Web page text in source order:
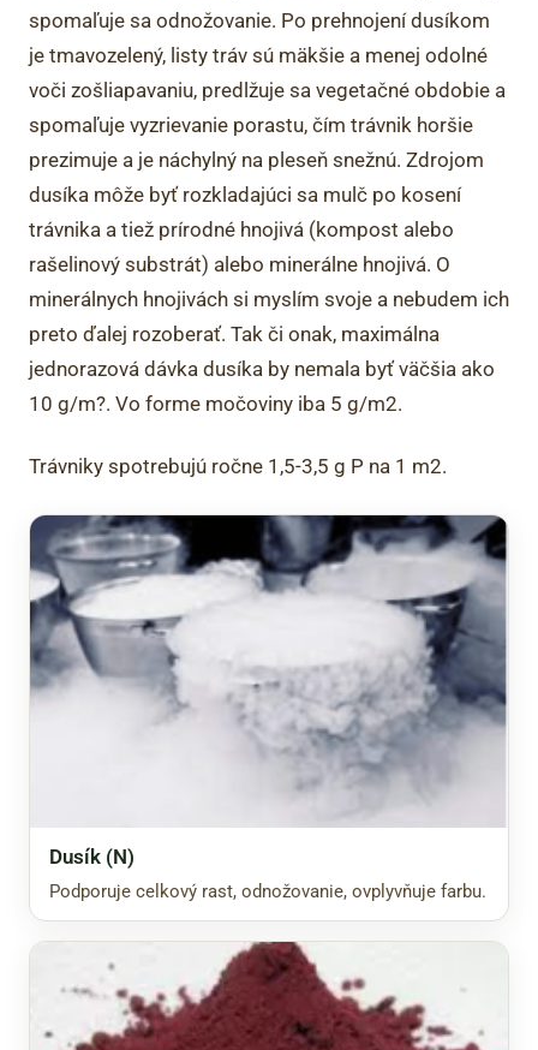
spomaľuje sa odnožovanie. Po prehnojení dusíkom
je tmavozelený, listy tráv sú mäkšie a menej odolné
voči zošliapavaniu, predlžuje sa vegetačné obdobie a
spomaľuje vyzrievanie porastu, čím trávnik horšie
prezimuje a je náchylný na pleseň snežnú. Zdrojom
dusíka môže byť rozkladajúci sa mulč po kosení
trávnika a tiež prírodné hnojivá (kompost alebo
rašelinový substrát) alebo minerálne hnojivá. O
minerálnych hnojivách si myslím svoje a nebudem ich
preto ďalej rozoberať. Tak či onak, maximálna
jednorazová dávka dusíka by nemala byť väčšia ako
10 g/m?. Vo forme močoviny iba 5 g/m2.
Trávniky spotrebujú ročne 1,5-3,5 g P na 1 m2.
Dusík (N)
Podporuje celkový rast, odnožovanie, ovplyvňuje farbu.